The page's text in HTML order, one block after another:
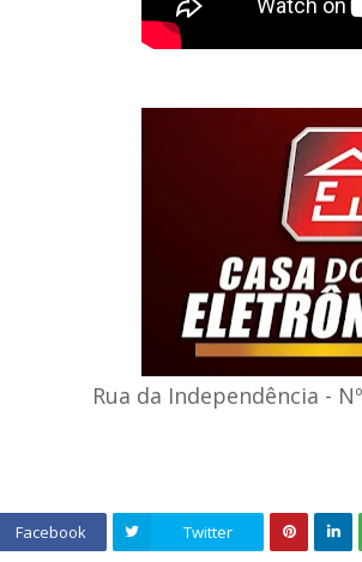
Rua da Independência -
Facebook Twitter